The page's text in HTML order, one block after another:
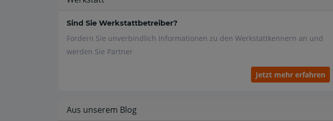
Sind Sie Werkstattbetreiber?
Fordern Sie unverbindlich Informationen zu den Werkstattkennern an und
werden Sie Partner
Jetzt mehr erfahren
Aus unserem Blog